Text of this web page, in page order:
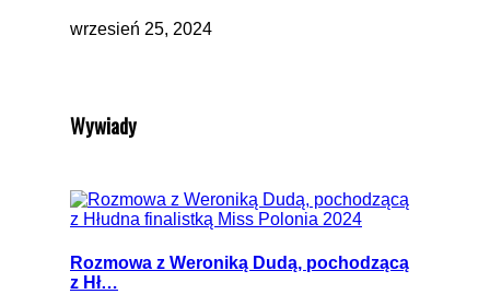
wrzesień 25, 2024
Wywiady
Rozmowa z Weroniką Dudą, pochodzącą
z Hł…